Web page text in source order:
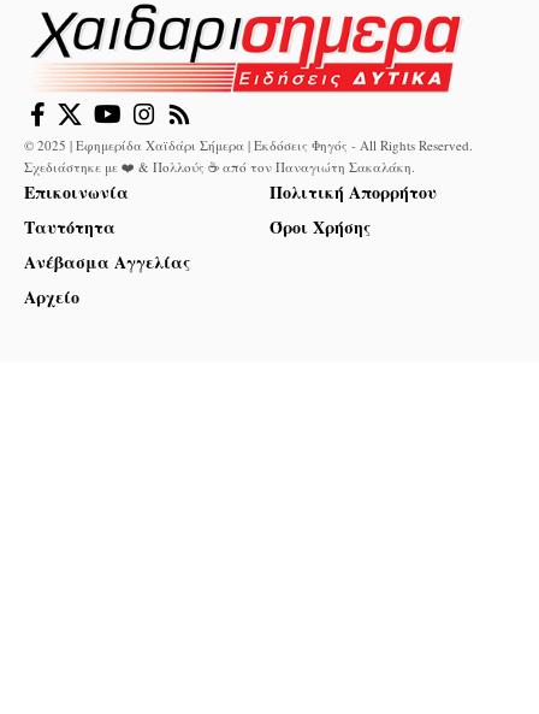
© 2025 | Εφημερίδα Χαϊδάρι Σήμερα | Εκδόσεις Φηγός - All Rights Reserved.
Σχεδιάστηκε με ❤️ & Πολλούς ☕ από τον Παναγιώτη Σακαλάκη
Επικοινωνία
Ταυτότητα
Ανέβασμα Αγγελίας
Αρχείο
Πολιτική Απορρήτου
Όροι Χρήσης